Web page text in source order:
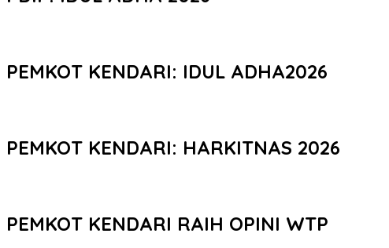
PEMKOT KENDARI: IDUL ADHA2026
PEMKOT KENDARI: HARKITNAS 2026
PEMKOT KENDARI RAIH OPINI WTP